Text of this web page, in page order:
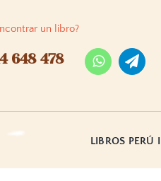
un libro?
648 478
LIBROS PERÚ I